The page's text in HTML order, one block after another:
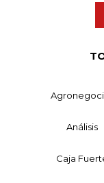
Análisis
Caja